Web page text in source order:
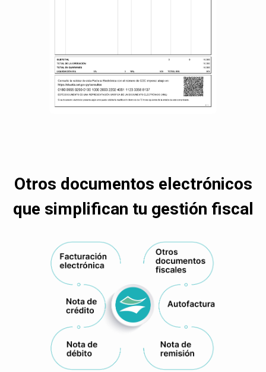
Otros documentos electrónicos
que simplifican tu gestión fiscal